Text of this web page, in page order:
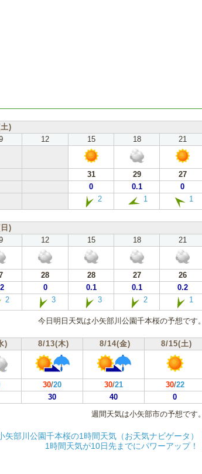
)
12 15 18
21
31 29
27
0 0.1
0
2 1 1
)
12 15 18
21
28 28 27
26
0 0.1 0.1
0.2
2 3 3 2 1
今日明日天気は小矢部川公園千本桜の予想です。
) 8/13(木) 8/14(金) 8/15(土)
30/20 30/21 30/22
30 40
0
週間天気は小矢部市の予想です。
矢部川公園千本桜の1時間天気（お天気ナビゲータ）
1時間天気が10日先までにパワーアップ！